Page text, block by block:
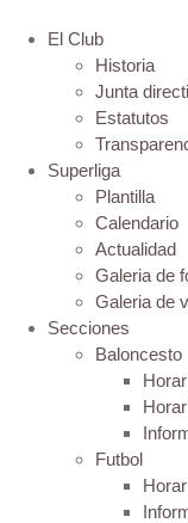
El Club
Historia
Junta
Estatutos
Superliga
Plantilla
Calendario
Actualidad
Galeria de
Galeria de
Secciones
Baloncesto
Futbol